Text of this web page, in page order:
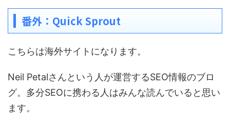
番外：Quick Sprout
こちらは海外サイトになります。
Neil Petalさんという人が運営するSEO情報のブロ
グ。多分SEOに携わる人はみんな読んでいると思い
ます。